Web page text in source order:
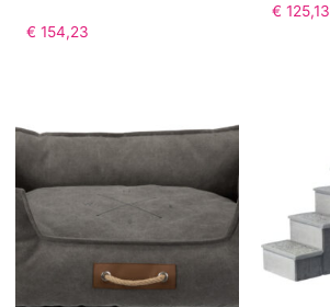
€ 154,23
€ 125,13